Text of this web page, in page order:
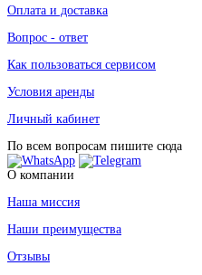
Оплата и доставка
Вопрос - ответ
Как пользоваться сервисом
Условия аренды
Личный кабинет
По всем вопросам пишите сюда
О компании
Наша миссия
Наши преимущества
Отзывы